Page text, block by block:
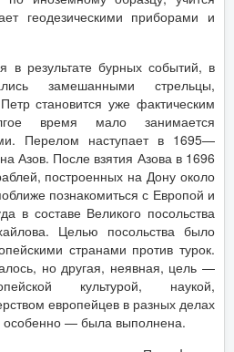
геодезическими приборами и
результате бурных событий, в
замешанными стрельцы,
становится уже фактическим
время мало занимается
Перелом наступает в 1695—
Азов. После взятия Азова в 1696
построенных на Дону около
познакомиться с Европой и
в составе Великого посольства
Целью посольства было
странами против турок.
но другая, неявная, цель —
культурой, наукой,
европейцев в разных делах
особенно — была выполнена.